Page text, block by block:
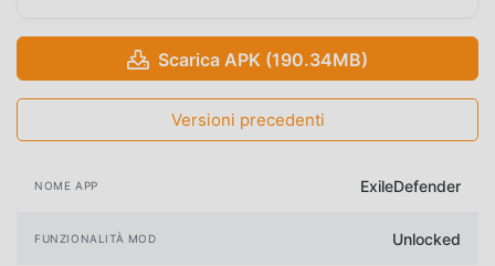
Scarica APK (190.34MB)
Versioni precedenti
NOME APP ExileDefender
FUNZIONALITÀ MOD Unlocked